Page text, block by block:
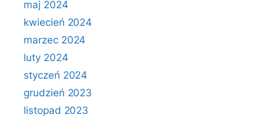
maj 2024
kwiecień 2024
marzec 2024
luty 2024
styczeń 2024
grudzień 2023
listopad 2023